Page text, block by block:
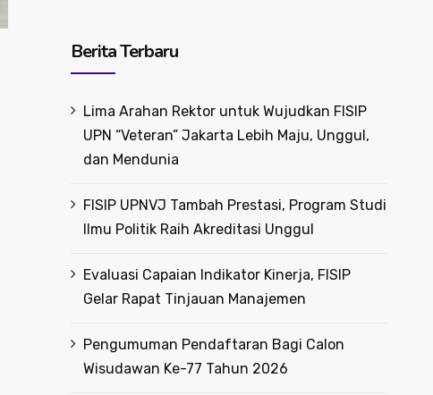
Berita Terbaru
Lima Arahan Rektor untuk Wujudkan FISIP
UPN “Veteran” Jakarta Lebih Maju, Unggul,
dan Mendunia
FISIP UPNVJ Tambah Prestasi, Program Studi
Ilmu Politik Raih Akreditasi Unggul
Evaluasi Capaian Indikator Kinerja, FISIP
Gelar Rapat Tinjauan Manajemen
Pengumuman Pendaftaran Bagi Calon
Wisudawan Ke-77 Tahun 2026